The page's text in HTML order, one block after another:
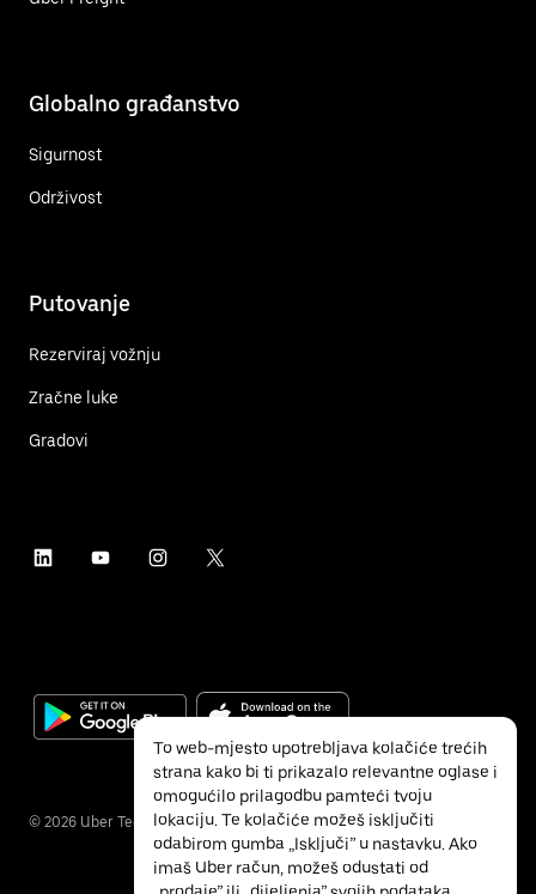
Globalno građanstvo
Sigurnost
Održivost
Putovanje
Rezerviraj vožnju
Zračne luke
Gradovi
© 2026 Uber Technologies Inc.
To web-mjesto upotrebljava kolačiće trećih
strana kako bi ti prikazalo relevantne oglase i
omogućilo prilagodbu pamteći tvoju
lokaciju. Te kolačiće možeš isključiti
odabirom gumba „Isključi” u nastavku. Ako
imaš Uber račun, možeš odustati od